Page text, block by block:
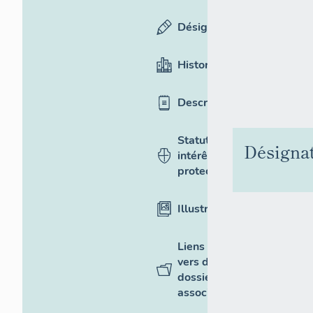
Désignation
Historique
Description
Statut,
intérêt et
protection
Illustrations
Liens
vers des
dossiers
associés